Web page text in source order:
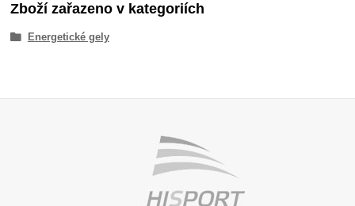
Zboží zařazeno v kategoriích
Energetické gely